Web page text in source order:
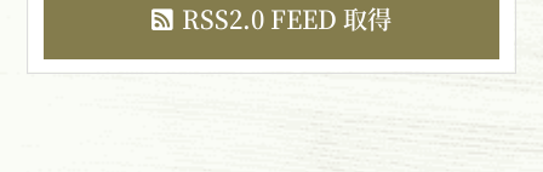
RSS2.0 FEED 取得